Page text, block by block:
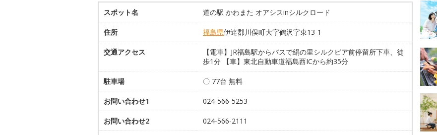
スポット名 道の駅 かわまた オアシスinシルクロード
住所 福島県伊達郡川俣町大字鶴沢字東13-1
交通アクセス
【電車】JR福島駅からバスで絹の里シルクピア前停留所下車、徒
歩1分 【車】東北自動車道福島西ICから約35分
駐車場 〇 77台 無料
お問い合わせ1 024-566-5253
お問い合わせ2 024-566-2111